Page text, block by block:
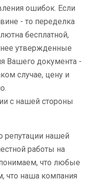
ошибок. Если
- то переделка
бесплатной,
утвержденные
Вашего документа -
случае, цену и
с нашей стороны
репутации нашей
работы на
что любые
что наша компания